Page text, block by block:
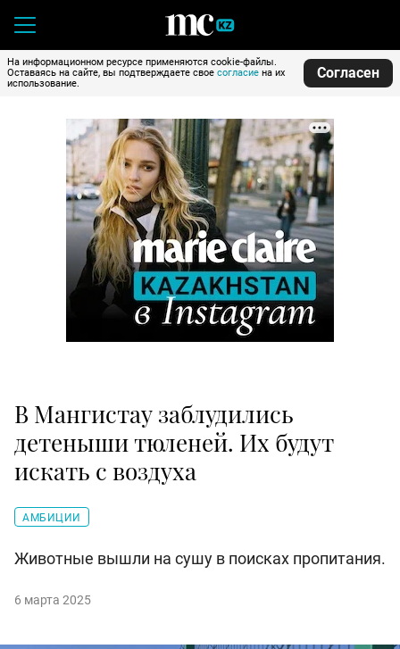
На информационном ресурсе применяются cookie-файлы.
Оставаясь на сайте, вы подтверждаете свое согласие на их
использование.
Согласен
В Мангистау заблудились
детеныши тюленей. Их будут
искать с воздуха
АМБИЦИИ
Животные вышли на сушу в поисках пропитания.
6 марта 2025